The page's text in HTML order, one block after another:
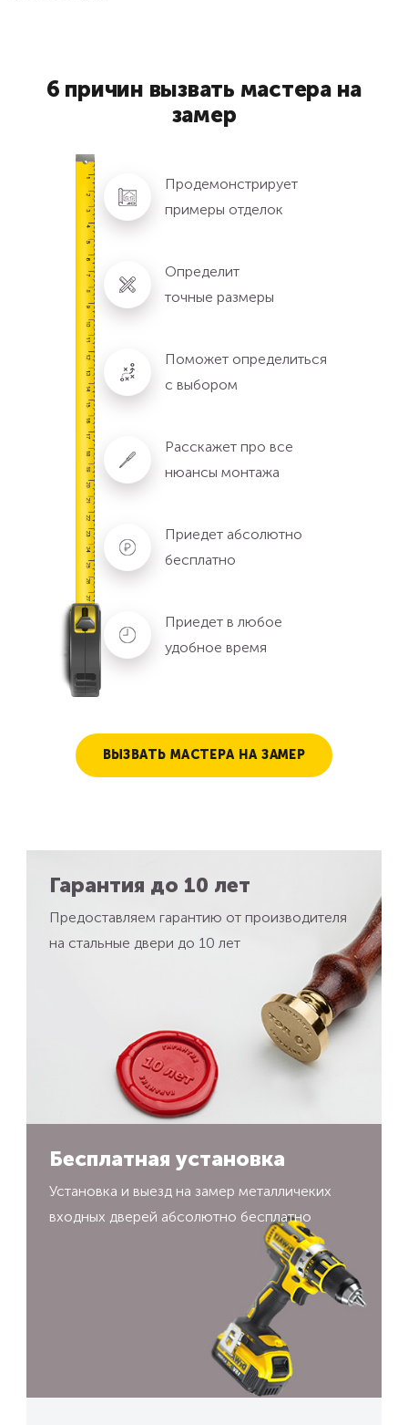
6 причин вызвать мастера на
замер
Продемонстрирует
примеры отделок
Определит
точные размеры
Поможет определиться
с выбором
Расскажет про все
нюансы монтажа
Приедет абсолютно
бесплатно
Приедет в любое
удобное время
ВЫЗВАТЬ МАСТЕРА НА ЗАМЕР
Гарантия до 10 лет
Предоставляем гарантию от производителя
на стальные двери до 10 лет
Бесплатная установка
Установка и выезд на замер металличеких
входных дверей абсолютно бесплатно